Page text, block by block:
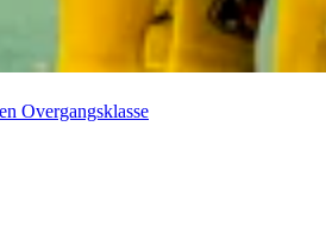
Overgangsklasse